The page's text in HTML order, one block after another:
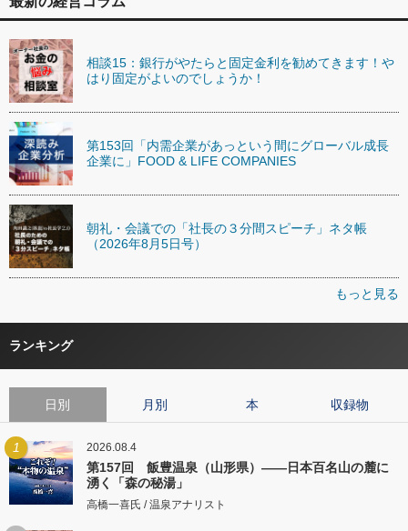
相談15：銀行がやたらと固定金利を勧めてきます！や
はり固定がよいのでしょうか！
第153回「内需企業があっという間にグローバル成長
企業に」FOOD & LIFE COMPANIES
朝礼・会議での「社長の３分間スピーチ」ネタ帳
（2026年8月5日号）
もっと見る
ランキング
日別 月別 本 収録物
1 2026.08.4
第157回 飯豊温泉（山形県）――日本百名山の麓に
湧く「森の秘湯」
高橋一喜氏 / 温泉アナリスト